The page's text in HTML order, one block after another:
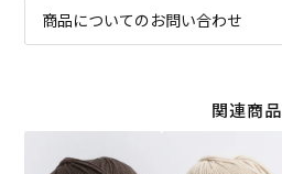
商品についてのお問い合わせ
関連商品